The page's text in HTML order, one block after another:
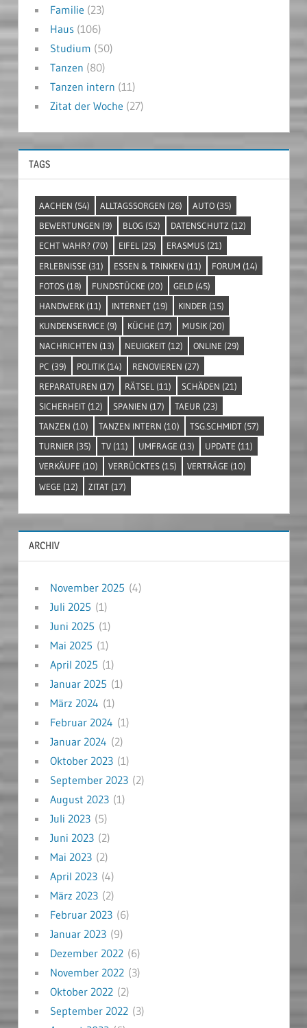
Familie (23)
Haus(106)
Studium (50)
Tanzen (80)
Tanzen intern (11)
Zitat der Woche (27)
TAGS
AACHEN (54) ALLTAGSSORGEN (26) AUTO (35)
BEWERTUNGEN (9) BLOG (52) DATENSCHUTZ (12)
ECHT WAHR? (70) EIFEL (25) ERASMUS (21)
ERLEBNISSE (31) ESSEN & TRINKEN (11) FORUM (14)
FOTOS (18) FUNDSTÜCKE (20) GELD (45)
HANDWERK (11) INTERNET (19) KINDER (15)
KUNDENSERVICE (9) KÜCHE (17) MUSIK (20)
NACHRICHTEN (13) NEUIGKEIT (12) ONLINE (29)
PC (39) POLITIK (14) RENOVIEREN (27)
REPARATUREN (17) RÄTSEL (11) SCHÄDEN (21)
SICHERHEIT (12) SPANIEN (17) TAEUR (23)
TANZEN (10) TANZEN INTERN (10) TSG.SCHMIDT (57)
TURNIER (35) TV (11) UMFRAGE (13) UPDATE (11)
VERKÄUFE (10) VERRÜCKTES (15) VERTRÄGE (10)
WEGE (12) ZITAT (17)
ARCHIV
November 2025 (4)
Juli 2025 (1)
Juni 2025 (1)
Mai 2025 (1)
April 2025 (1)
Januar 2025 (1)
März 2024 (1)
Februar 2024 (1)
Januar 2024 (2)
Oktober 2023(1)
September 2023(2)
August 2023(1)
Juli 2023(5)
Juni 2023(2)
Mai 2023(2)
April 2023(4)
März 2023(2)
Februar 2023(6)
Januar 2023(9)
Dezember 2022(6)
November 2022(3)
Oktober 2022(2)
September 2022(3)